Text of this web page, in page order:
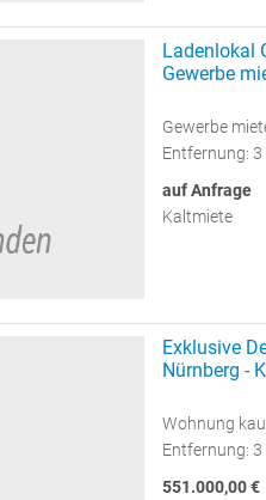
Ladenlokal
Gewerbe
Gewerbe
Entfernung: 3
auf Anfrage
Kaltmiete
Exklusive
Nürnberg -
Wohnung
Entfernung: 3
551.000,00 €